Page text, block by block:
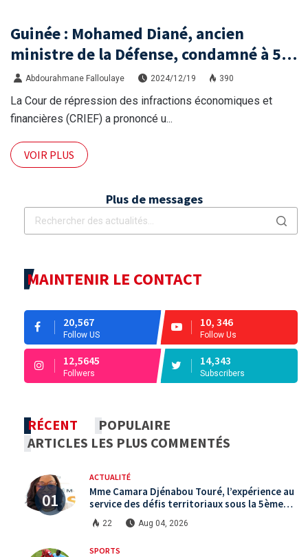
Guinée : Mohamed Diané, ancien
ministre de la Défense, condamné à 5
ans de prison par la CRIEF
Abdourahmane Falloulaye 2024/12/19 390
La Cour de répression des infractions économiques et
financières (CRIEF) a prononcé u...
VOIR PLUS
Plus de messages
MAINTENIR LE CONTACT
20,567
Follow US
10, 346
Follow Us
12,5645
Follwers
14,343
Subscribers
RÉCENT
POPULAIRE
ARTICLES LES PLUS COMMENTÉS
ACTUALITÉ
Mme Camara Djénabou Touré, l’expérience au
service des défis territoriaux sous la 5ème
République
22 Aug 04, 2026
SPORTS